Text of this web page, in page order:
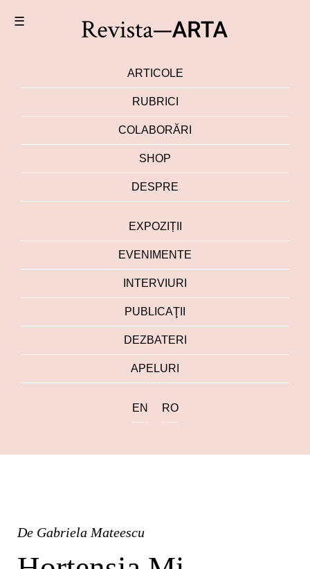
☰
ARTICOLE
RUBRICI
COLABORĂRI
SHOP
DESPRE
EXPOZIȚII
EVENIMENTE
INTERVIURI
PUBLICAŢII
DEZBATERI
APELURI
EN RO
De Gabriela Mateescu